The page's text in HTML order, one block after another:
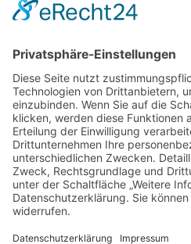
Weitere Informationen
Kontakt
Newsletter
FAQ
Schlagworte
Datenschutz
Impressum